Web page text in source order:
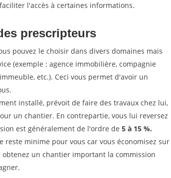
l'accès à certaines informations.
prescripteurs
pouvez le choisir dans divers domaines mais
(exemple : agence immobilière, compagnie
etc.). Ceci vous permet d'avoir un
installé, prévoit de faire des travaux chez lui,
un chantier. En contrepartie, vous lui reversez
est généralement de l'ordre de 5 à 15 %.
reste minime pour vous car vous économisez sur
un chantier important la commission